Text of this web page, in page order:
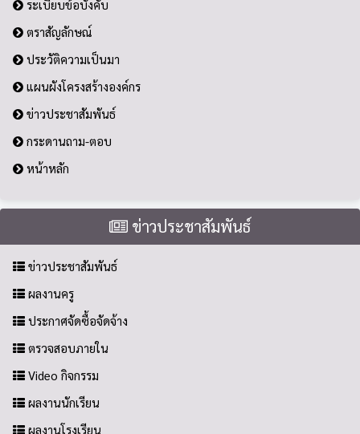
ระเบียบข้อบังคับ
ตราสัญลักษณ์
ประวัติความเป็นมา
แผนผังโครงสร้างองค์กร
ข่าวประชาสัมพันธ์
กระดานถาม-ตอบ
หน้าหลัก
ข่าวประชาสัมพันธ์
ข่าวประชาสัมพันธ์
ผลงานครู
ประกาศจัดซื้อจัดจ้าง
ตรวจสอบภายใน
Video กิจกรรม
ผลงานนักเรียน
ผลงานโรงเรียน